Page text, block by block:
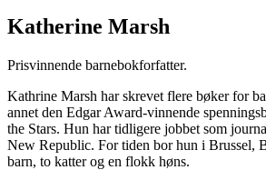
Katherine Marsh
Prisvinnende barnebokforfatter.
Kathrine Marsh har skrevet flere bøker for
annet den Edgar Award-vinnende
the Stars. Hun har tidligere jobbet som
New Republic. For tiden bor hun i Brussel,
barn, to katter og en flokk høns.